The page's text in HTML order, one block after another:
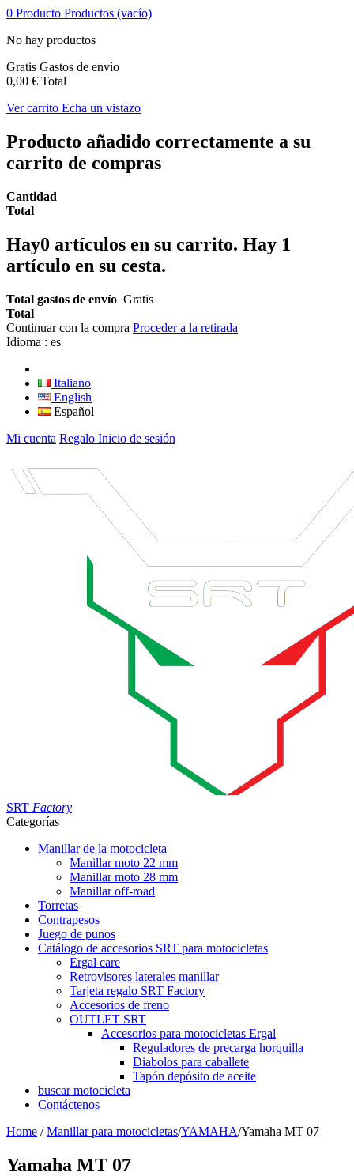
0 Producto Productos (vacío)
No hay productos
Gratis Gastos de envío
0,00 € Total
Ver carrito Echa un vistazo
Producto añadido correctamente a su
carrito de compras
Cantidad
Total
Hay0 artículos en su carrito. Hay 1
artículo en su cesta.
Total gastos de envío Gratis
Total
Continuar con la compra Proceder a la retirada
Idioma : es
Italiano
English
Español
Mi cuenta Regalo Inicio de sesión
SRT Factory
Categorías
Manillar de la motocicleta
Manillar moto 22 mm
Manillar moto 28 mm
Manillar off-road
Torretas
Contrapesos
Juego de punos
Catálogo de accesorios SRT para motocicletas
Ergal care
Retrovisores laterales manillar
Tarjeta regalo SRT Factory
Accesorios de freno
OUTLET SRT
Accesorios para motocicletas Ergal
Reguladores de precarga horquilla
Diabolos para caballete
Tapón depósito de aceite
buscar motocicleta
Contáctenos
Home / Manillar para motocicletas/YAMAHA/Yamaha MT 07
Yamaha MT 07